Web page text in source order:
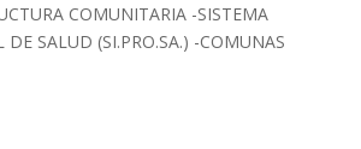
COMUNITARIA -SISTEMA
DE SALUD (SI.PRO.SA.) -COMUNAS